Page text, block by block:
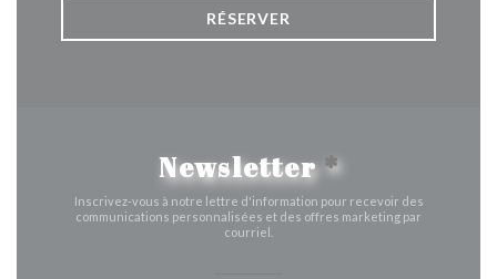
RÉSERVER
Newsletter*
Inscrivez-vous à notre lettre d'information pour recevoir des
communications personnalisées et des offres marketing par
courriel.